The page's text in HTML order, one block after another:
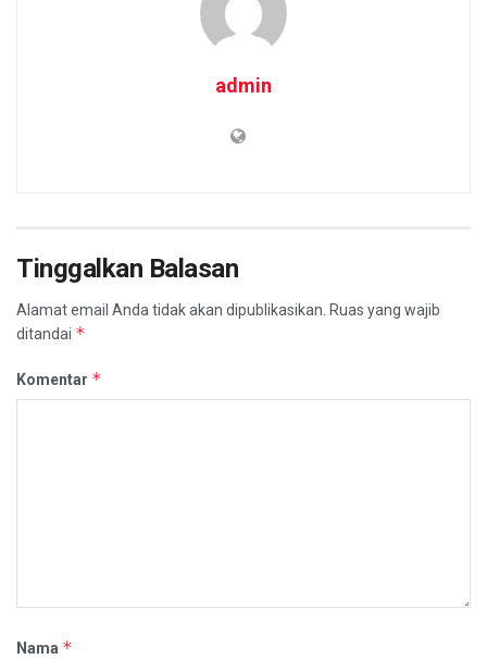
admin
Tinggalkan Balasan
Alamat email Anda tidak akan dipublikasikan. Ruas yang wajib
ditandai *
Komentar *
Nama *